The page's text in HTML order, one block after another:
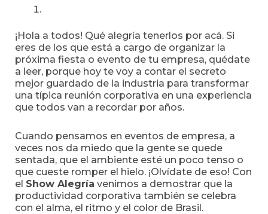
¡Hola a todos! Qué alegría tenerlos por acá. Si
eres de los que está a cargo de organizar la
próxima fiesta o evento de tu empresa, quédate
a leer, porque hoy te voy a contar el secreto
mejor guardado de la industria para transformar
una típica reunión corporativa en una experiencia
que todos van a recordar por años.
Cuando pensamos en eventos de empresa, a
veces nos da miedo que la gente se quede
sentada, que el ambiente esté un poco tenso o
que cueste romper el hielo. ¡Olvídate de eso! Con
el Show Alegría venimos a demostrar que la
productividad corporativa también se celebra
con el alma, el ritmo y el color de Brasil.